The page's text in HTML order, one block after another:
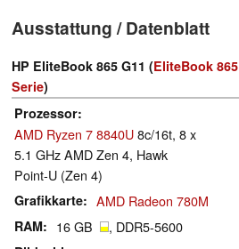
Forum
Ausstattung / Datenblatt
HP EliteBook 865 G11 (EliteBook 865
Serie)
Prozessor
AMD Ryzen 7 8840U8c/16t, 8 x
5.1 GHz AMD Zen 4, Hawk
Point-U (Zen 4)
Grafikkarte AMD Radeon 780M
RAM 16 GB , DDR5-5600